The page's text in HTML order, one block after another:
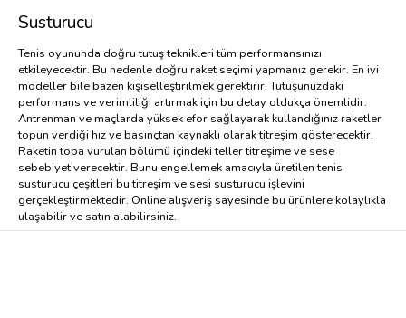
Susturucu
Tenis oyununda doğru tutuş teknikleri tüm performansınızı
etkileyecektir. Bu nedenle doğru raket seçimi yapmanız gerekir. En iyi
modeller bile bazen kişiselleştirilmek gerektirir. Tutuşunuzdaki
performans ve verimliliği artırmak için bu detay oldukça önemlidir.
Antrenman ve maçlarda yüksek efor sağlayarak kullandığınız raketler
topun verdiği hız ve basınçtan kaynaklı olarak titreşim gösterecektir.
Raketin topa vurulan bölümü içindeki teller titreşime ve sese
sebebiyet verecektir. Bunu engellemek amacıyla üretilen tenis
susturucu çeşitleri bu titreşim ve sesi susturucu işlevini
gerçekleştirmektedir. Online alışveriş sayesinde bu ürünlere kolaylıkla
ulaşabilir ve satın alabilirsiniz.